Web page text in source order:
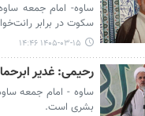
ساوه- امام جمعه
سکوت در برابر
۱۴۰۵-۰۳-۱۵ ۱۴:۴۶
رحیمی: غدیر
ساوه - امام جمعه
بشری است.